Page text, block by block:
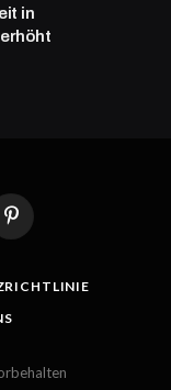
in
Pinterest